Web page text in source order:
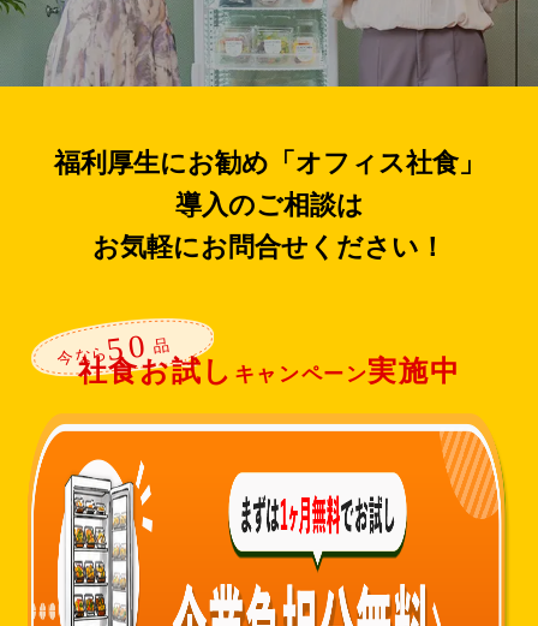
福利厚生にお勧め「オフィス社食」
導入のご相談は
お気軽にお問合せください！
社食お試し キャンペーン実施中